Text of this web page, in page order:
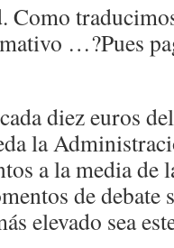
Como
…?Pues
diez euros
la
a la media de
de debate
elevado sea